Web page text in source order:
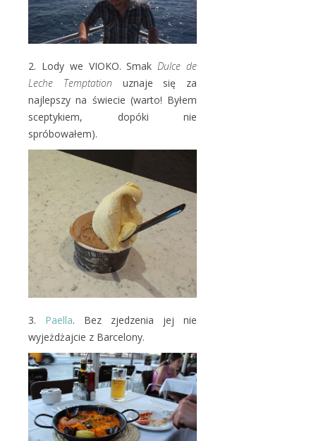
2. Lody we VIOKO. SmakDulce de
Leche Temptation uznaje się za
najlepszy na świecie (warto! Byłem
sceptykiem, dopóki nie
spróbowałem).
3. Paella. Bez zjedzenia jej nie
wyjeżdżajcie z Barcelony.